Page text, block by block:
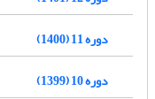
دوره 11 (1400)
دوره 10 (1399)